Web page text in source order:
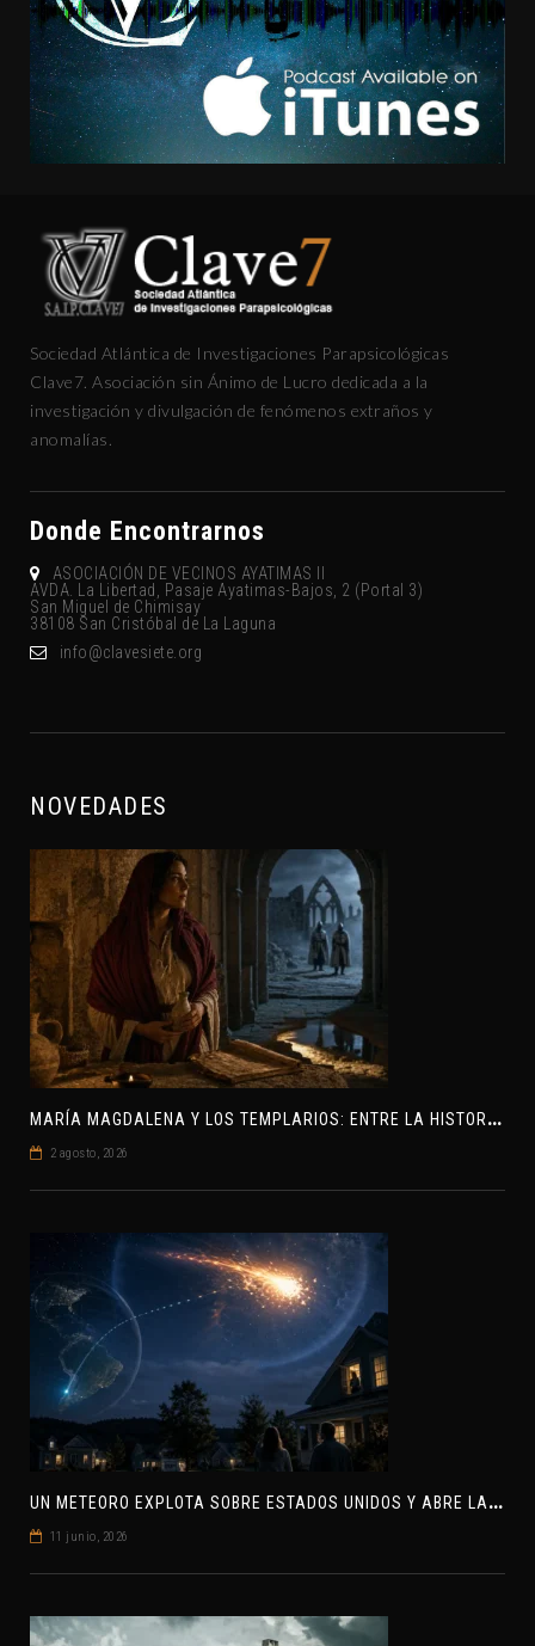
Sociedad Atlántica de Investigaciones Parapsicológicas
Clave7. Asociación sin Ánimo de Lucro dedicada a la
investigación y divulgación de fenómenos extraños y
anomalías.
Donde Encontrarnos
ASOCIACIÓN DE VECINOS AYATIMAS II
AVDA. La Libertad, Pasaje Ayatimas-Bajos, 2 (Portal 3)
San Miguel de Chimisay
38108 San Cristóbal de La Laguna
gro.eteisevalc@ofni
NOVEDADES
M
ARÍA MAGDALENA Y LOS TEMPLARIOS: ENTRE LA HISTORIA Y EL MISTERIO
2 agosto, 2026
U
N METEORO EXPLOTA SOBRE ESTADOS UNIDOS Y ABRE LA PISTA DE POLAR-IM, UN POSIBLE VISITANTE INTERESTELAR
11 junio, 2026